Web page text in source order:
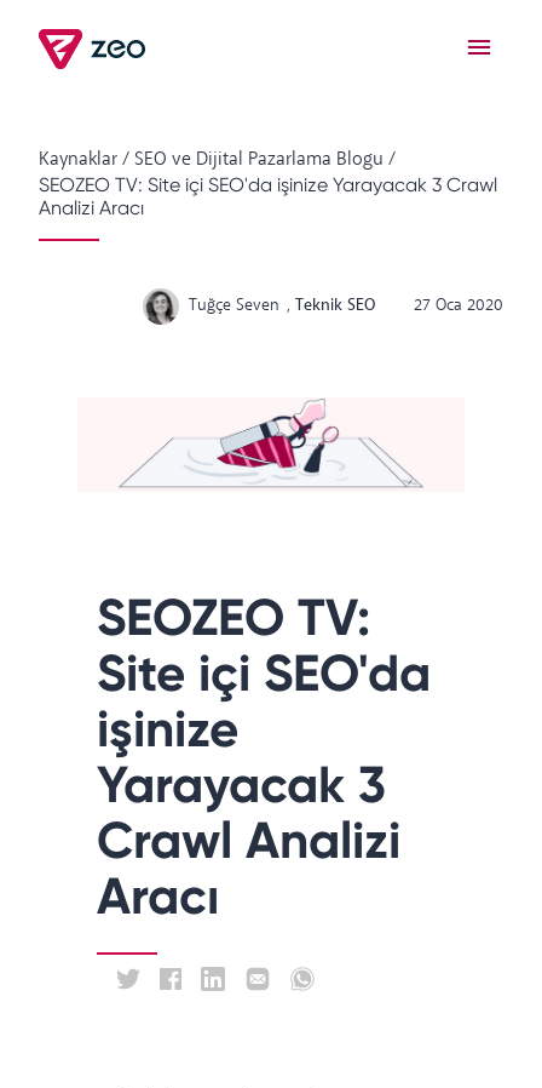
Kaynaklar/SEO ve Dijital Pazarlama Blogu /
SEOZEO TV: Site içi SEO'da işinize Yarayacak 3 Crawl
Analizi Aracı
Tuğçe Seven , Teknik SEO 27 Oca 2020
SEOZEO TV:
Site içi SEO'da
işinize
Yarayacak 3
Crawl Analizi
Aracı